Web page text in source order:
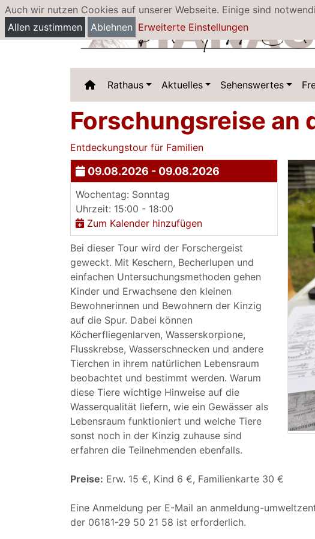
Auch wir nutzen Cookies auf unserer Webseite. Einige sind
Allen zustimmen
Ablehnen Erweiterte Einstellungen
Rathaus Aktuelles Sehenswertes
Forschungsreise an
Entdeckungstour für Familien
09.08.2026 - 09.08.2026
Wochentag: Sonntag
Uhrzeit: 15:00 - 18:00
Zum Kalender hinzufügen
Bei dieser Tour wird der Forschergeist
geweckt. Mit Keschern, Becherlupen und
einfachen Untersuchungsmethoden gehen
Kinder und Erwachsene den kleinen
Bewohnerinnen und Bewohnern der Kinzig
auf die Spur. Dabei können
Köcherfliegenlarven, Wasserskorpione,
Flusskrebse, Wasserschnecken und andere
Tierchen in ihrem natürlichen Lebensraum
beobachtet und bestimmt werden. Warum
diese Tiere wichtige Hinweise auf die
Wasserqualität liefern, wie ein Gewässer als
Lebensraum funktioniert und welche Tiere
sonst noch in der Kinzig zuhause sind
erfahren die Teilnehmenden ebenfalls.
Preise: Erw. 15 €, Kind 6 €, Familienkarte 30 €
Eine Anmeldung per E-Mail an anmeldung-
der 06181-29 50 21 58 ist erforderlich.